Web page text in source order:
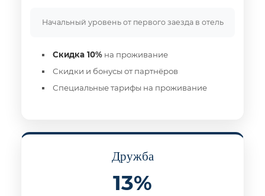
Начальный уровень от первого заезда в отель
Скидка 10% на проживание
Скидки и бонусы от партнёров
Специальные тарифы на проживание
Дружба
13%